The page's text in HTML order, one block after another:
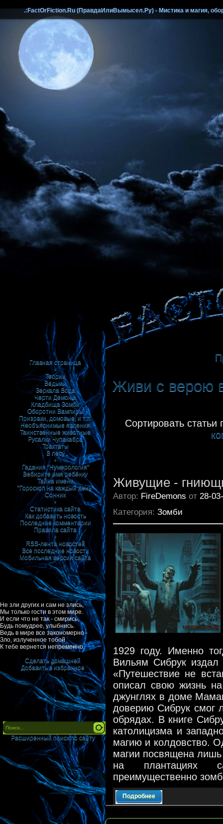
.:FactOrFiction.Ru (ПравдаИлиВымысел.Ру) - Мистика и магия,
Главная страница
•
Теории
Ведьмы
Зеркала Вода
Черти Демоны
Кладбища Зомби
Оборотни Вампиры
Призраки, домовые, и т.п.
Необъяснимые явления
Таинственные животные
Русалки Чупакабра
Трактаты
В лесу
•
Гадания "Нумерология"
Вебирите имя ребёнку
Тайна имени
"Гороскоп на каждый день"
Сонник
•
Статистика сайта
Как добавить новость
Последние комментарии
Правила сайта
•
RSS-лента новостей
Все последние новости
Мобильная версия сайта
Не зли других и сам не злись,
Мы только гости в этом мире.
И если что не так - смирись,
Будь помудрее, улыбнись.
Ведь в мире все закономерно -
Зло, излученное тобой
К тебе вернется непременно.
Сделать домашней
|
Добавить в избранное
Расширенный поиск по сайту
Живи с верою
Сортировать статьи
Живущие -
Автор: FireDemons от 28-
Категория: Зомби
1929 году. Именно
Вильям Сибрук
«Путешествие не
описал свою жизнь
джунглях в доме
доверию Сибрук смог
обрядах. В книге
католицизма и
магию и колдовство.
магии посвящена
на плантациях
преимущественно
Подробнее